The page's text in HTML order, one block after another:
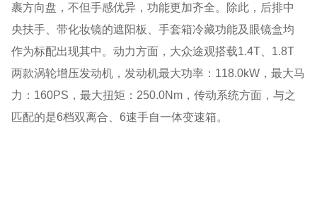
裹方向盘，不但手感优异，功能更加齐全。除此，后排中
央扶手、带化妆镜的遮阳板、手套箱冷藏功能及眼镜盒均
作为标配出现其中。动力方面，大众途观搭载1.4T、1.8T
两款涡轮增压发动机，发动机最大功率：118.0kW，最大马
力：160PS，最大扭矩：250.0Nm，传动系统方面，与之
匹配的是6档双离合、6速手自一体变速箱。